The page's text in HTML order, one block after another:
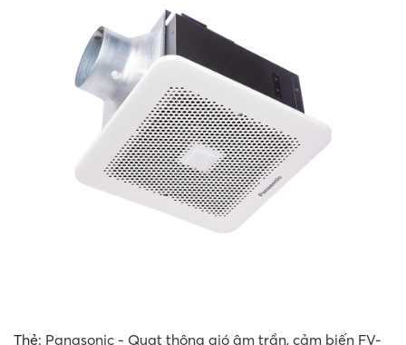
Thẻ: Panasonic - Quạt thông gió âm trần, cảm biến FV-